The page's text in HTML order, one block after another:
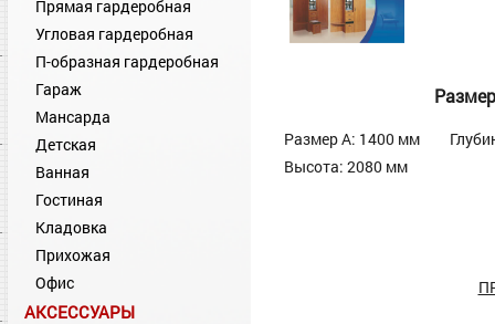
Прямая гардеробная
Угловая гардеробная
П-образная гардеробная
Гараж
Мансарда
Детская
Ванная
Гостиная
Кладовка
Прихожая
Офис
АКСЕССУАРЫ
Размер А: 1400 мм
Высота: 2080 мм